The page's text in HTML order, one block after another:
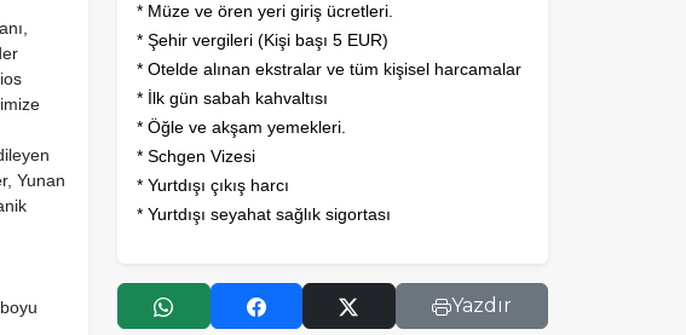
Yunan
* Müze ve ören yeri giriş ücretleri.
* Şehir vergileri (Kişi başı 5 EUR)
* Otelde alınan ekstralar ve tüm kişisel harcamalar
* İlk gün sabah kahvaltısı
* Öğle ve akşam yemekleri.
* Schgen Vizesi
* Yurtdışı çıkış harcı
* Yurtdışı seyahat sağlık sigortası
Yazdır